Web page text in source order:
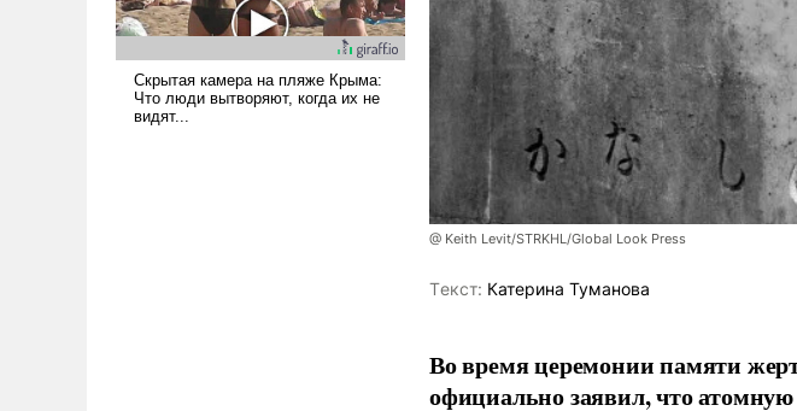
@ Keith Levit/STRKHL/Global Look Press
Tекст: Катерина Туманова
Во время церемонии памяти
официально заявил, что